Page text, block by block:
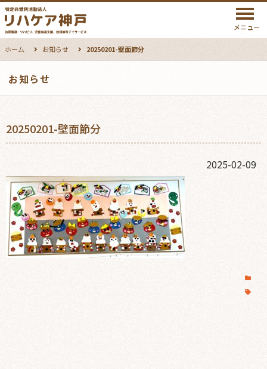
メニュー
ホーム お知らせ 20250201-壁面節分
お知らせ
20250201-壁面節分
2025-02-09